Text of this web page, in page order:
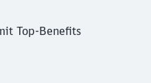
Top-Benefits